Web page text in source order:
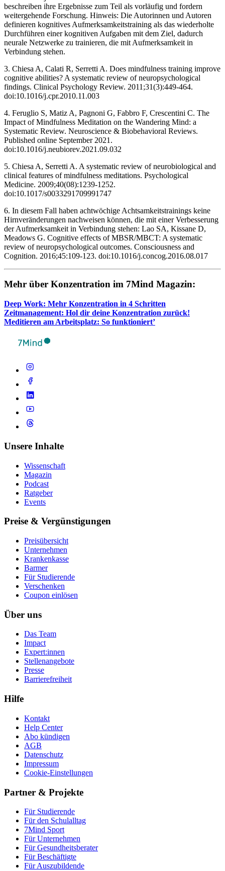
beschreiben ihre Ergebnisse zum Teil als vorläufig und fordern
weitergehende Forschung. Hinweis: Die Autorinnen und Autoren
definieren kognitives Aufmerksamkeitstraining als das wiederholte
Durchführen einer kognitiven Aufgaben mit dem Ziel, dadurch
neurale Netzwerke zu trainieren, die mit Aufmerksamkeit in
Verbindung stehen.
3. Chiesa A, Calati R, Serretti A. Does mindfulness training improve
cognitive abilities? A systematic review of neuropsychological
findings. Clinical Psychology Review. 2011;31(3):449-464.
doi:10.1016/j.cpr.2010.11.003 ‌
4. Feruglio S, Matiz A, Pagnoni G, Fabbro F, Crescentini C. The
Impact of Mindfulness Meditation on the Wandering Mind: a
Systematic Review. Neuroscience & Biobehavioral Reviews.
Published online September 2021.
doi:10.1016/j.neubiorev.2021.09.032
5. Chiesa A, Serretti A. A systematic review of neurobiological and
clinical features of mindfulness meditations. Psychological
Medicine. 2009;40(08):1239-1252.
doi:10.1017/s0033291709991747 ‌
6. In diesem Fall haben achtwöchige Achtsamkeitstrainings keine
Hirnveränderungen nachweisen können, die mit einer Verbesserung
der Aufmerksamkeit in Verbindung stehen: Lao SA, Kissane D,
Meadows G. Cognitive effects of MBSR/MBCT: A systematic
review of neuropsychological outcomes. Consciousness and
Cognition. 2016;45:109-123. doi:10.1016/j.concog.2016.08.017
Mehr über Kon­zen­tra­tion im 7Mind Maga­zin:
Deep Work: Mehr Kon­zen­tra­tion in 4 Schrit­ten
Zeit­ma­nage­ment: Hol dir deine Kon­zen­tra­tion zurück!
Medi­tie­ren am Arbeits­platz: So funktioniert’
Unsere Inhalte
Wissenschaft
Magazin
Podcast
Ratgeber
Events
Preise & Vergünstigungen
Preisübersicht
Unternehmen
Krankenkasse
Barmer
Für Studierende
Ver­schen­ken
Coupon einlösen
Über uns
Das Team
Impact
Expert:innen
Stellenangebote
Presse
Barrierefreiheit
Hilfe
Kontakt
Help Center
Abo kündigen
AGB
Datenschutz
Impressum
Cookie-Einstellungen
Partner & Projekte
Für Stu­die­rende
Für den Schulalltag
7Mind Sport
Für Unter­neh­men
Für Gesund­heits­be­ra­ter
Für Beschäftigte
Für Auszubildende